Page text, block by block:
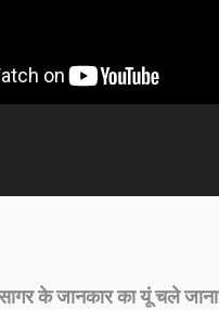
के जानकार का यूं चले जाना